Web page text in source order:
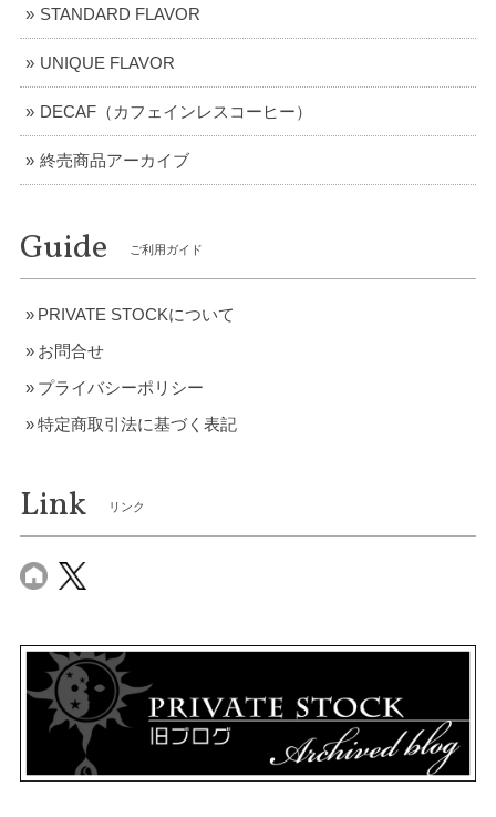
STANDARD FLAVOR
UNIQUE FLAVOR
DECAF（カフェインレスコーヒー）
終売商品アーカイブ
Guide ご利用ガイド
PRIVATE STOCKについて
お問合せ
プライバシーポリシー
特定商取引法に基づく表記
Link リンク